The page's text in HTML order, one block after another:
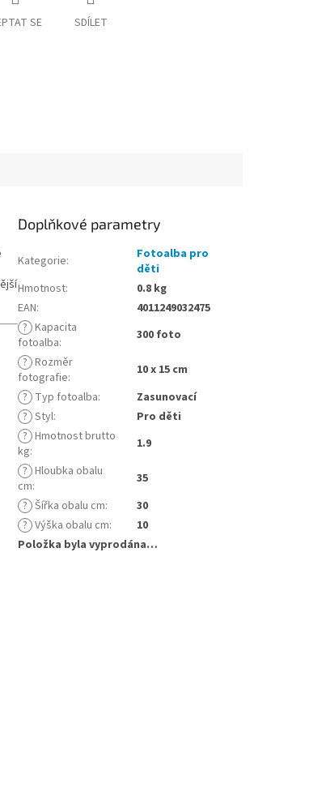
SE SDÍLET
Doplňkové parametry
Kategorie:
Fotoalba pro
děti
Hmotnost:
0.8 kg
EAN:
4011249032475
? Kapacita
fotoalba:
300 foto
? Rozměr
fotografie:
10 x 15 cm
? Typ fotoalba:
Zasunovací
? Styl:
Pro děti
? Hmotnost brutto
kg:
1.9
? Hloubka obalu
cm:
35
? Šířka obalu cm:
30
? Výška obalu cm:
10
Položka byla vyprodána…